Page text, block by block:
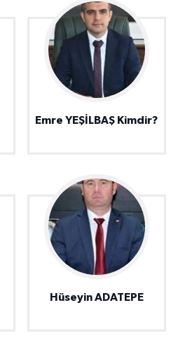
Emre YEŞİLBAŞ Kimdir?
Hüseyin ADATEPE